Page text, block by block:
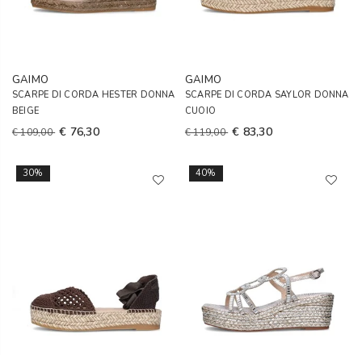
GAIMO
SCARPE DI CORDA HESTER DONNA
BEIGE
€ 109,00 € 76,30
GAIMO
SCARPE DI CORDA SAYLOR DONNA
CUOIO
€ 119,00 € 83,30
30% 40%